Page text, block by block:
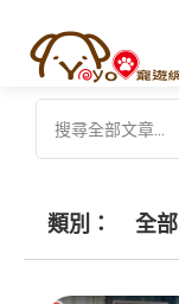
類別： 全部